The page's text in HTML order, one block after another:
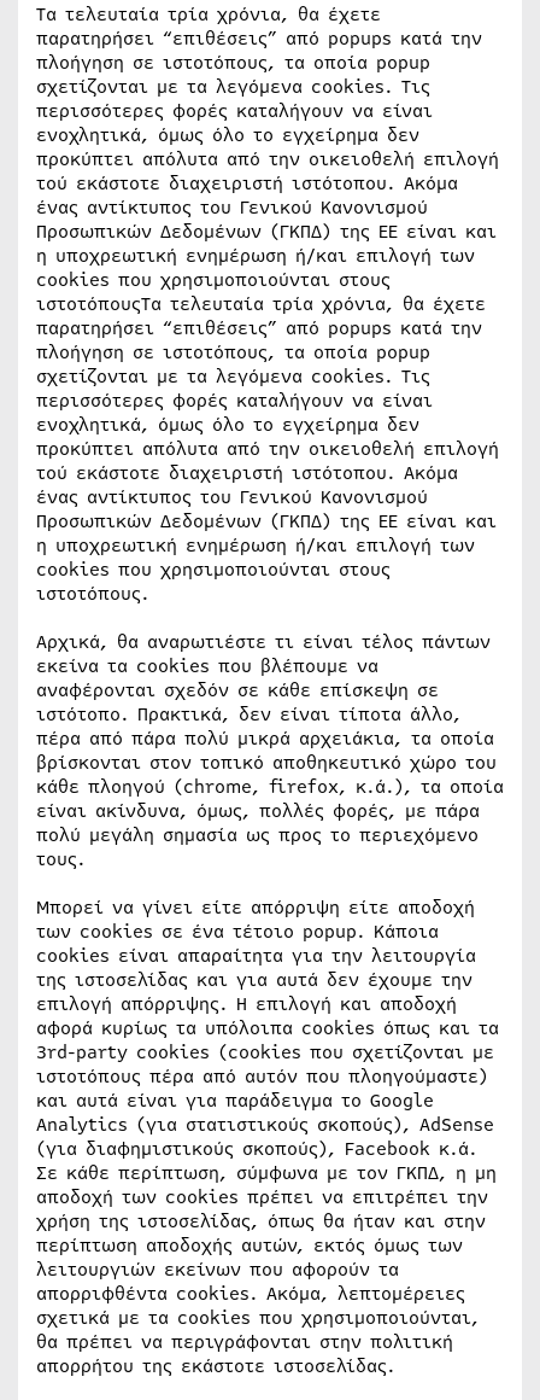
Τα τελευταία τρία χρόνια, θα έχετε
παρατηρήσει “επιθέσεις” από popups κατά την
πλοήγηση σε ιστοτόπους, τα οποία popup
σχετίζονται με τα λεγόμενα cookies. Τις
περισσότερες φορές καταλήγουν να είναι
ενοχλητικά, όμως όλο το εγχείρημα δεν
προκύπτει απόλυτα από την οικειοθελή επιλογή
τού εκάστοτε διαχειριστή ιστότοπου. Ακόμα
ένας αντίκτυπος του Γενικού Κανονισμού
Προσωπικών Δεδομένων (ΓΚΠΔ) της ΕΕ είναι και
η υποχρεωτική ενημέρωση ή/και επιλογή των
cookies που χρησιμοποιούνται στους
ιστοτόπουςΤα τελευταία τρία χρόνια, θα έχετε
παρατηρήσει “επιθέσεις” από popups κατά την
πλοήγηση σε ιστοτόπους, τα οποία popup
σχετίζονται με τα λεγόμενα cookies. Τις
περισσότερες φορές καταλήγουν να είναι
ενοχλητικά, όμως όλο το εγχείρημα δεν
προκύπτει απόλυτα από την οικειοθελή επιλογή
τού εκάστοτε διαχειριστή ιστότοπου. Ακόμα
ένας αντίκτυπος του Γενικού Κανονισμού
Προσωπικών Δεδομένων (ΓΚΠΔ) της ΕΕ είναι και
η υποχρεωτική ενημέρωση ή/και επιλογή των
cookies που χρησιμοποιούνται στους
ιστοτόπους.
Αρχικά, θα αναρωτιέστε τι είναι τέλος πάντων
εκείνα τα cookies που βλέπουμε να
αναφέρονται σχεδόν σε κάθε επίσκεψη σε
ιστότοπο. Πρακτικά, δεν είναι τίποτα άλλο,
πέρα από πάρα πολύ μικρά αρχειάκια, τα οποία
βρίσκονται στον τοπικό αποθηκευτικό χώρο του
κάθε πλοηγού (chrome, firefox, κ.ά.), τα οποία
είναι ακίνδυνα, όμως, πολλές φορές, με πάρα
πολύ μεγάλη σημασία ως προς το περιεχόμενο
τους.
Μπορεί να γίνει είτε απόρριψη είτε αποδοχή
των cookies σε ένα τέτοιο popup. Κάποια
cookies είναι απαραίτητα για την λειτουργία
της ιστοσελίδας και για αυτά δεν έχουμε την
επιλογή απόρριψης. Η επιλογή και αποδοχή
αφορά κυρίως τα υπόλοιπα cookies όπως και τα
3rd-party cookies (cookies που σχετίζονται με
ιστοτόπους πέρα από αυτόν που πλοηγούμαστε)
και αυτά είναι για παράδειγμα το Google
Analytics (για στατιστικούς σκοπούς), AdSense
(για διαφημιστικούς σκοπούς), Facebook κ.ά.
Σε κάθε περίπτωση, σύμφωνα με τον ΓΚΠΔ, η μη
αποδοχή των cookies πρέπει να επιτρέπει την
χρήση της ιστοσελίδας, όπως θα ήταν και στην
περίπτωση αποδοχής αυτών, εκτός όμως των
λειτουργιών εκείνων που αφορούν τα
απορριφθέντα cookies. Ακόμα, λεπτομέρειες
σχετικά με τα cookies που χρησιμοποιούνται,
θα πρέπει να περιγράφονται στην πολιτική
απορρήτου της εκάστοτε ιστοσελίδας.